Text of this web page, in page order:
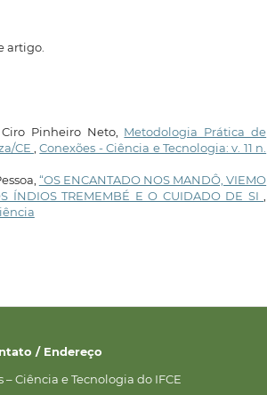
artigo.
Pinheiro Neto, Metodologia Prática de
CE
,Conexões - Ciência e Tecnologia: v. 11 n.
“OS ENCANTADO NOS MANDÔ, VIEMO
ÍNDIOS TREMEMBÉ E O CUIDADO DE SI
/ Endereço
– Ciência e Tecnologia do IFCE